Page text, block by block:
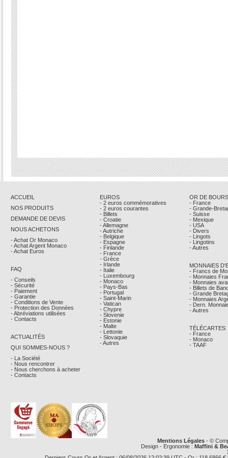
ACCUEIL
NOS PRODUITS
DEMANDE DE DEVIS
NOUS ACHETONS
- Achat Or Monaco
- Achat Argent Monaco
- Achat Euros
FAQ
- Conseils
- Sécurité
- Paiement
- Garantie
- Conditions de Vente
- Protection des Données
- Abréviations utilisées
- Contacts
ACTUALITÉS
QUI SOMMES-NOUS ?
- La Société
- Nous rencontrer
- Nous cherchons à acheter
- Contacts
EUROS
- 2 euros commémoratives
- 2 euros courantes
- Billets
- Croatie
- Allemagne
- Autriche
- Belgique
- Espagne
- Finlande
- France
- Grèce
- Irlande
- Italie
- Luxembourg
- Monaco
- Pays-Bas
- Portugal
- Saint-Marin
- Vatican
- Chypre
- Slovenie
- Estonie
- Malte
- Lettonie
- Slovaquie
- Autres
OR DE
- France
- Grande-
- Suisse
- Mexique
- USA
- Divers
- Lingots
- Lingotins
- Autres
MONNAIES
- Francs de
- Monnaies
- Monnaies
- Billets de
- Grande
- Monnaies
- Dern.
- Autres
TÉLÉCARTES
- France
- Monaco
- TAAF
Mentions Légales- ©
Design - Ergonomie : Maffini &